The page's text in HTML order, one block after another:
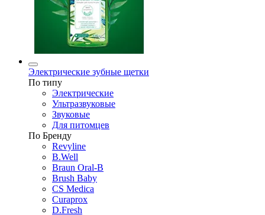
Электрические зубные щетки
По типу
Электрические
Ультразвуковые
Звуковые
Для питомцев
По Бренду
Revyline
B.Well
Braun Oral-B
Brush Baby
CS Medica
Curaprox
D.Fresh